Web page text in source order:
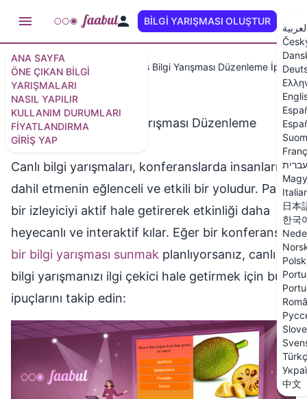
ANA SAYFA
ÖNE ÇIKAN BILGI
YARIŞMALARI
NASIL YAPILIR
KULLANIM DURUMLARI
FIYATLANDIRMA
GIRIŞ YAP
BILGI YARIŞMASI OLUŞTUR
עברית
日本
한국
中文
Nasıl Yapılır Canlı Konferans Bilgi Yarışması Düzenleme İpuçları
Canlı Konferans Bilgi Yarışması Düzenleme
İpuçları
Canlı bilgi yarışmaları, konferanslarda insanları
dahil etmenin eğlenceli ve etkili bir yoludur. Pasif
bir izleyiciyi aktif hale getirerek etkinliği daha
heyecanlı ve interaktif kılar. Eğer bir konferansta
bir bilgi yarışması sunmak planlıyorsanız, canlı
bilgi yarışmanızı ilgi çekici hale getirmek için bu
ipuçlarını takip edin: